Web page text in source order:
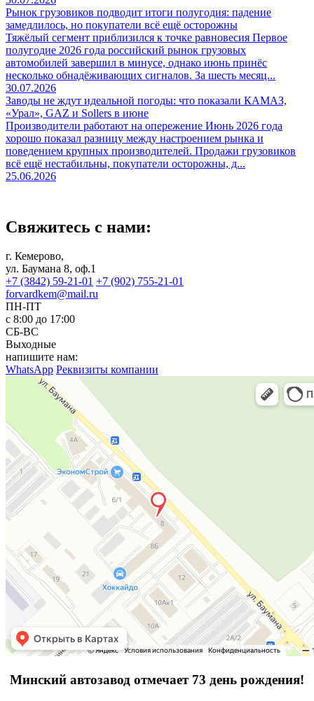
Рынок грузовиков подводит итоги полугодия: падение
замедлилось, но покупатели всё ещё осторожны
Тяжёлый сегмент приблизился к точке равновесия Первое
полугодие 2026 года российский рынок грузовых
автомобилей завершил в минусе, однако июнь принёс
несколько обнадёживающих сигналов. За шесть месяц...
30.07.2026
Заводы не ждут идеальной погоды: что показали КАМАЗ,
«Урал», GAZ и Sollers в июне
Производители работают на опережение Июнь 2026 года
хорошо показал разницу между настроением рынка и
поведением крупных производителей. Продажи грузовиков
всё ещё нестабильны, покупатели осторожны, д...
25.06.2026
Свяжитесь с нами:
г. Кемерово,
ул. Баумана 8, оф.1
+7 (3842) 59-21-01 +7 (902) 755-21-01
forvardkem@mail.ru
ПН-ПТ
с 8:00 до 17:00
СБ-ВС
Выходные
напишите нам:
WhatsApp Реквизиты компании
Минский автозавод отмечает 73 день рождения!